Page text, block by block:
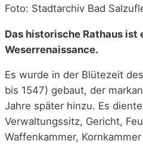
Foto: Stadtarchiv Bad
Das historische Rathaus
Weserrenaissance.
Es wurde in der Blütezeit des
bis 1547) gebaut, der
Jahre später hinzu. Es
Verwaltungssitz, Gericht,
Waffenkammer,